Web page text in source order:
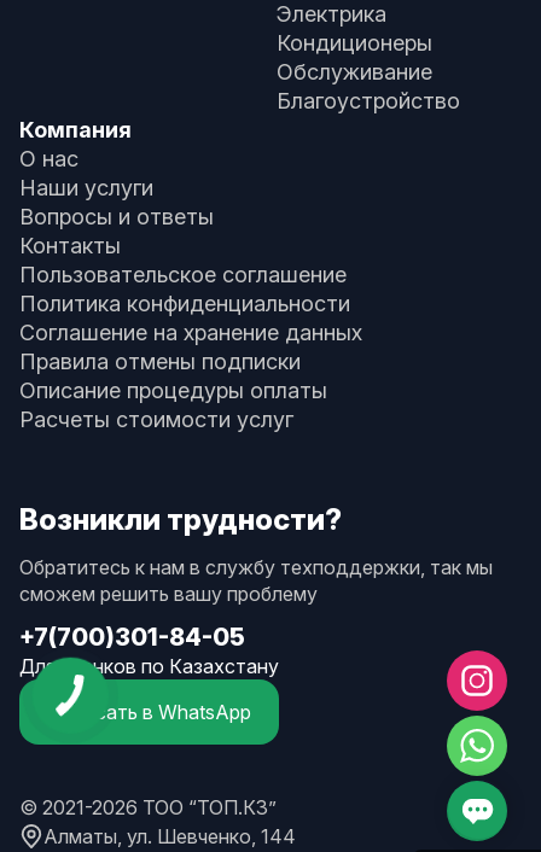
Электрика
Кондиционеры
Обслуживание
Благоустройство
Компания
О нас
Наши услуги
Вопросы и ответы
Контакты
Пользовательское соглашение
Политика конфиденциальности
Соглашение на хранение данных
Правила отмены подписки
Описание процедуры оплаты
Расчеты стоимости услуг
Возникли трудности?
Обратитесь к нам в службу техподдержки, так мы
сможем решить вашу проблему
+7(700)301-84-05
Для звонков по Казахстану
Написать в WhatsApp
© 2021-2026 ТОО “ТОП.КЗ”
Алматы, ул. Шевченко, 144